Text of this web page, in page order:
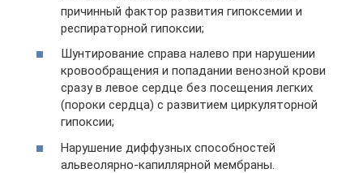
причинный фактор развития гипоксемии и
респираторной гипоксии;
Шунтирование справа налево при нарушении
кровообращения и попадании венозной крови
сразу в левое сердце без посещения легких
(пороки сердца) с развитием циркуляторной
гипоксии;
Нарушение диффузных способностей
альвеолярно-капиллярной мембраны.